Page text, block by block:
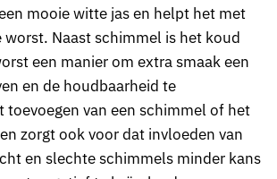
mooie witte jas en helpt het met
worst. Naast schimmel is het koud
een manier om extra smaak een
en de houdbaarheid te
toevoegen van een schimmel of het
zorgt ook voor dat invloeden van
en slechte schimmels minder kans